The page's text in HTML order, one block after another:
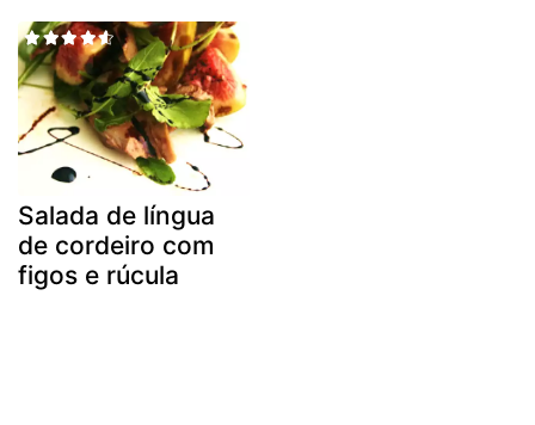
Salada de língua
de cordeiro com
figos e rúcula